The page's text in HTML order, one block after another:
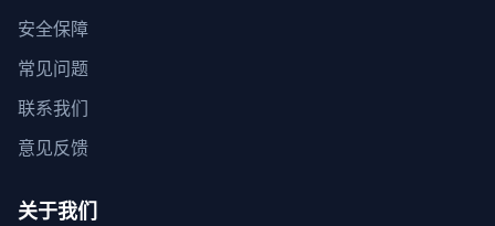
安全保障
常见问题
联系我们
意见反馈
关于我们